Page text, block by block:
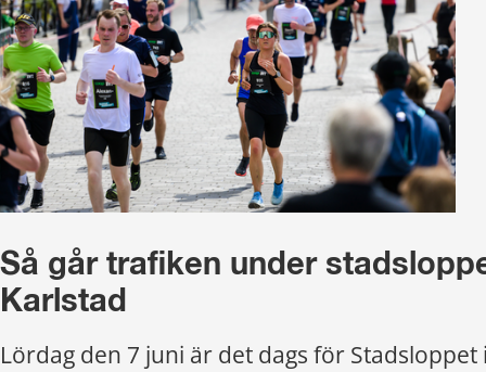
Så går trafiken under
Karlstad
Lördag den 7 juni är det dags för Stadsloppet